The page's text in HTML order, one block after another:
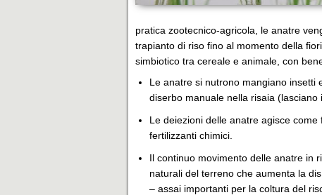
pratica zootecnico-agricola, le anatre
trapianto di riso fino al momento della
simbiotico tra cereale e animale, con
Le anatre si nutrono mangiano insetti
diserbo manuale nella risaia
Le deiezioni delle anatre agisce
fertilizzanti chimici.
Il continuo movimento delle anatre in
naturali del terreno che aumenta la
– assai importanti per la coltura del